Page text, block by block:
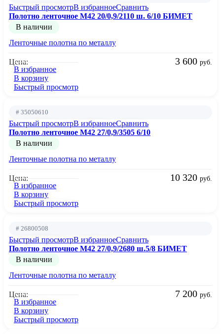
Быстрый просмотрВ избранноеСравнить
Полотно ленточное М42 20/0,9/2110 ш. 6/10 БИМЕТ
В наличии
Ленточные полотна по металлу
Цена: 3 600 руб.
В избранное
В корзину
Быстрый просмотр
# 35050610
Быстрый просмотрВ избранноеСравнить
Полотно ленточное М42 27/0,9/3505 6/10
В наличии
Ленточные полотна по металлу
Цена: 10 320 руб.
В избранное
В корзину
Быстрый просмотр
# 26800508
Быстрый просмотрВ избранноеСравнить
Полотно ленточное М42 27/0,9/2680 ш.5/8 БИМЕТ
В наличии
Ленточные полотна по металлу
Цена: 7 200 руб.
В избранное
В корзину
Быстрый просмотр